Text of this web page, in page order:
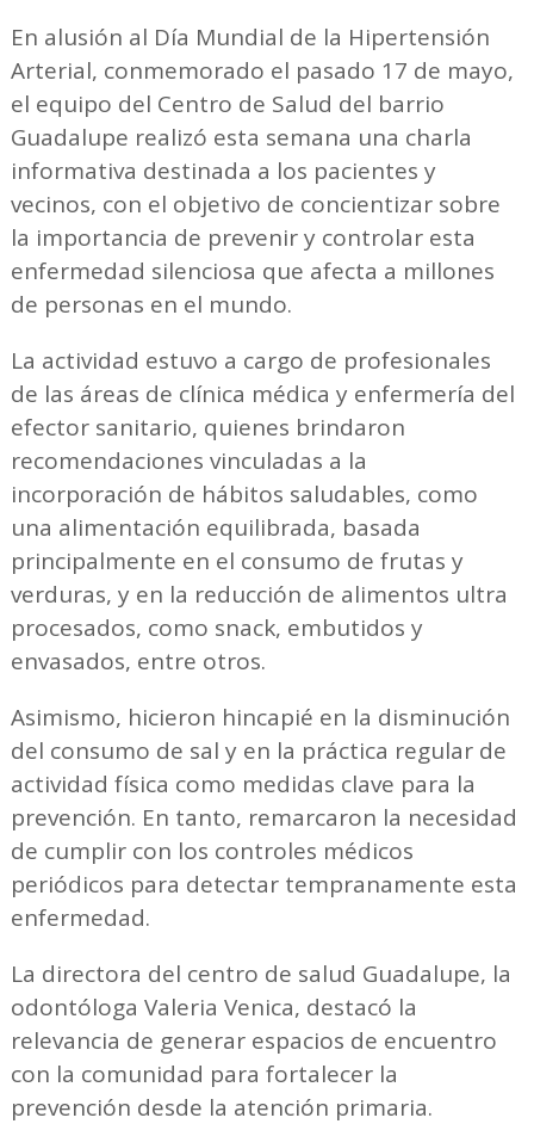
En alusión al Día Mundial de la Hipertensión
Arterial, conmemorado el pasado 17 de mayo,
el equipo del Centro de Salud del barrio
Guadalupe realizó esta semana una charla
informativa destinada a los pacientes y
vecinos, con el objetivo de concientizar sobre
la importancia de prevenir y controlar esta
enfermedad silenciosa que afecta a millones
de personas en el mundo.
La actividad estuvo a cargo de profesionales
de las áreas de clínica médica y enfermería del
efector sanitario, quienes brindaron
recomendaciones vinculadas a la
incorporación de hábitos saludables, como
una alimentación equilibrada, basada
principalmente en el consumo de frutas y
verduras, y en la reducción de alimentos ultra
procesados, como snack, embutidos y
envasados, entre otros.
Asimismo, hicieron hincapié en la disminución
del consumo de sal y en la práctica regular de
actividad física como medidas clave para la
prevención. En tanto, remarcaron la necesidad
de cumplir con los controles médicos
periódicos para detectar tempranamente esta
enfermedad.
La directora del centro de salud Guadalupe, la
odontóloga Valeria Venica, destacó la
relevancia de generar espacios de encuentro
con la comunidad para fortalecer la
prevención desde la atención primaria.